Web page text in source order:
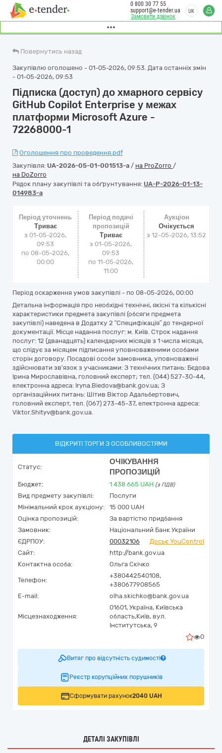
Замовити дзвінок
0 800 30 77 55
support@e-tender.ua
UK
Повернутись назад
Закупівлю оголошено - 01-05-2026, 09:53. Дата останніх змін
- 01-05-2026, 09:53
Підписка (доступ) до хмарного сервісу
GitHub Copilot Enterprise у межах
платформи Microsoft Azure -
72268000-1
Оголошення про проведення.pdf
Закупівля: UA-2026-05-01-001513-a / на ProZorro /
на DoZorro
Рядок плану закупівлі та обґрунтування: UA-P-2026-01-13-
014983-a
Період уточнень
Триває
з 01-05-2026,
09:53
по 08-05-2026,
00:00
Період подачі
пропозицій
Триває
з 01-05-2026,
09:53
по 11-05-2026,
11:00
Аукціон
Очікується
з12-05-2026, 13:52
Період оскарження умов закупівлі - по 08-05-2026, 00:00
Детальна інформація про необхідні технічні, якісні та кількісні
характеристики предмета закупівлі (обсяги предмета
закупівлі) наведена в Додатку 2 “Специфікація” до тендерної
документації. Місце надання послуг: м. Київ. Строк надання
послуг: 12 (дванадцять) календарних місяців з 1 числа місяця,
що слідує за місяцем підписання уповноваженими особами
сторін договору. Посадові особи замовника, уповноважені
здійснювати зв'язок з учасниками: З технічних питань: Бєдова
Ірина Мирославівна, головний експерт; тел. (044) 527-30-44,
електронна адреса: Iryna.Biedova@bank.gov.ua; З
організаційних питань: Шітив Віктор Адальбертович,
головний експерт, тел. (067) 273-45-37, електронна адреса:
Viktor.Shityv@bank.gov.ua.
ВІДКРИТІ ТОРГИ З ОСОБЛИВОСТЯМИ
Статус:
ОЧІКУВАННЯ
ПРОПОЗИЦІЙ
Бюджет: 1 438 665 UAH (з ПДВ)
Вид предмету закупівлі:
Послуги
Мінімальний крок аукціону:
15 000 UAH
Оцінка пропозицій:
За вартістю придбання
Замовник:
Національний Банк України
ЄДРПОУ:
00032106
Досьє YouControl
Сайт:
http://bank.gov.ua
Контактна особа:
Ольга Скічко
Телефон:
+380442540108,
+380677908565
E-mail:
olha.skichko@bank.gov.ua
Місцезнаходження:
01601, Україна, Київська
область,Київ, вул.
Інститутська, 9
0
Витяг про відсутність судимості
Реєстр корупційних порушників
Сформувати рахунок2040 UAH
ДЕТАЛІ ЗАКУПІВЛІ